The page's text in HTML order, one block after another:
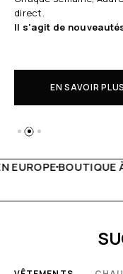
direct.
Il s'agit de
EN SAVOIR PLUS
LIVRAISON